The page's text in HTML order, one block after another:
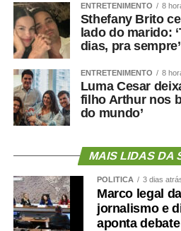
ENTRETENIMENTO 8
Sthefany Brito
lado do marido:
dias, pra sempre’
ENTRETENIMENTO 8
Luma Cesar
filho Arthur nos
do mundo’
MAIS LIDAS DA
POLÍTICA 3 dias
Marco legal
jornalismo e
aponta debate